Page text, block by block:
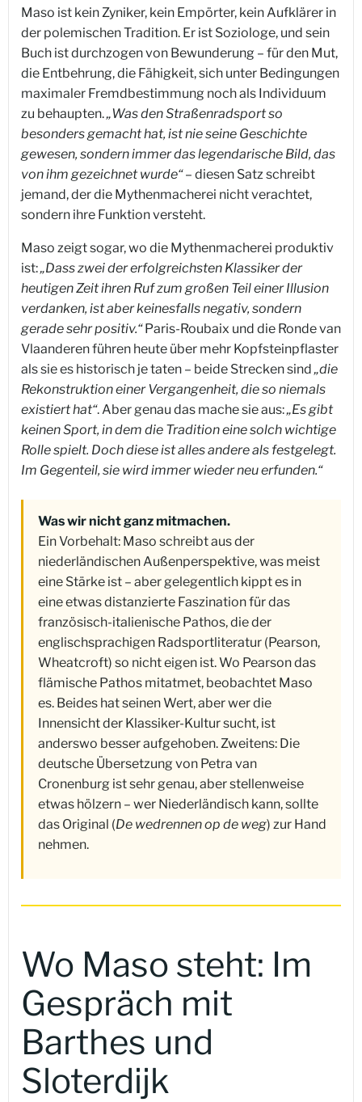
Maso ist kein Zyniker, kein Empörter, kein Aufklärer in
der polemischen Tradition. Er ist Soziologe, und sein
Buch ist durchzogen von Bewunderung – für den Mut,
die Entbehrung, die Fähigkeit, sich unter Bedingungen
maximaler Fremdbestimmung noch als Individuum
zu behaupten.„Was den Straßenradsport so
besonders gemacht hat, ist nie seine Geschichte
gewesen, sondern immer das legendarische Bild, das
von ihm gezeichnet wurde“– diesen Satz schreibt
jemand, der die Mythenmacherei nicht verachtet,
sondern ihre Funktion versteht.
Maso zeigt sogar, wo die Mythenmacherei produktiv
ist:„Dass zwei der erfolgreichsten Klassiker der
heutigen Zeit ihren Ruf zum großen Teil einer Illusion
verdanken, ist aber keinesfalls negativ, sondern
gerade sehr positiv.“Paris-Roubaix und die Ronde van
Vlaanderen führen heute über mehr Kopfsteinpflaster
als sie es historisch je taten – beide Strecken sind „die
Rekonstruktion einer Vergangenheit, die so niemals
existiert hat“. Aber genau das mache sie aus:„Es gibt
keinen Sport, in dem die Tradition eine solch wichtige
Rolle spielt. Doch diese ist alles andere als festgelegt.
Im Gegenteil, sie wird immer wieder neu erfunden.“
Was wir nicht ganz mitmachen.
Ein Vorbehalt: Maso schreibt aus der
niederländischen Außenperspektive, was meist
eine Stärke ist – aber gelegentlich kippt es in
eine etwas distanzierte Faszination für das
französisch-italienische Pathos, die der
englischsprachigen Radsportliteratur (Pearson,
Wheatcroft) so nicht eigen ist. Wo Pearson das
flämische Pathos mitatmet, beobachtet Maso
es. Beides hat seinen Wert, aber wer die
Innensicht der Klassiker-Kultur sucht, ist
anderswo besser aufgehoben. Zweitens: Die
deutsche Übersetzung von Petra van
Cronenburg ist sehr genau, aber stellenweise
etwas hölzern – wer Niederländisch kann, sollte
das Original (De wedrennen op de weg) zur Hand
nehmen.
Wo Maso steht: Im
Gespräch mit
Barthes und
Sloterdijk